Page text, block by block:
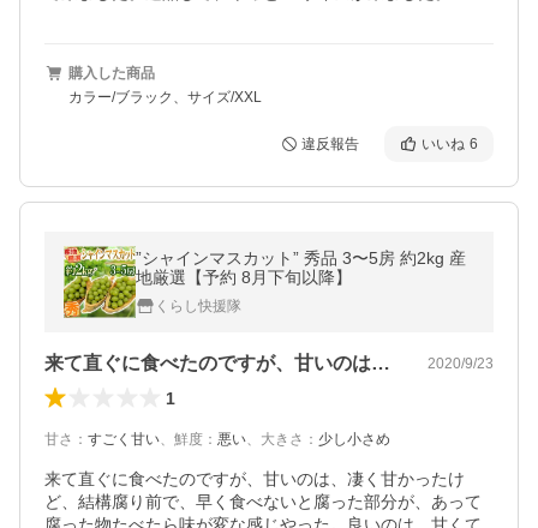
購入した商品
カラー/ブラック、サイズ/XXL
違反報告 いいね 6
”シャインマスカット” 秀品 3〜5房 約2kg 産
地厳選【予約 8月下旬以降】
くらし快援隊
来て直ぐに食べたのですが、甘いのは、凄… 2020/9/23
1
甘さ ： すごく甘い、 鮮度 ： 悪い、 大きさ ： 少し小さめ
来て直ぐに食べたのですが、甘いのは、凄く甘かったけ
ど、結構腐り前で、早く食べないと腐った部分が、あって